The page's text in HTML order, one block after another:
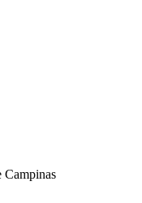
Campinas